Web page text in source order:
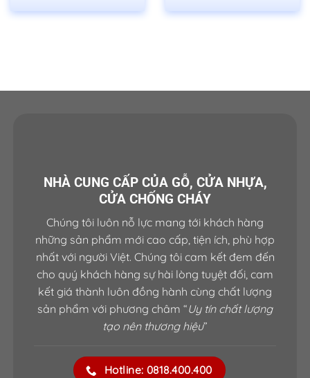
NHÀ CUNG CẤP CỦA GỖ, CỬA NHỰA,
CỬA CHỐNG CHÁY
Chúng tôi luôn nỗ lực mang tới khách hàng
những sản phẩm mới cao cấp, tiện ích, phù hợp
nhất với người Việt. Chúng tôi cam kết đem đến
cho quý khách hàng sự hài lòng tuyệt đối, cam
kết giá thành luôn đồng hành cùng chất lượng
sản phẩm với phương châm “Uy tín chất lượng
tạo nên thương hiệu”
Hotline: 0818.400.400